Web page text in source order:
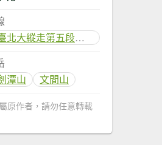
臺北大縱走第五段：捷運劍潭站至碧山巖（劍潭支線）
潭山
文間山
原作者，請勿任意轉載